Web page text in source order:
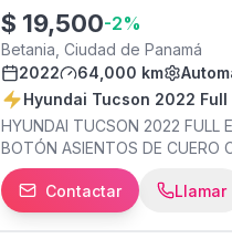
$ 19,500-2%
Betania, Ciudad de Panamá
2022
64,000 km
Hyundai Tucson 2022 Full
HYUNDAI TUCSON 2022 FULL
BOTÓN ASIENTOS DE CUERO
Y TRANSMISIÓN EXCELENTE
Contactar
Llamar